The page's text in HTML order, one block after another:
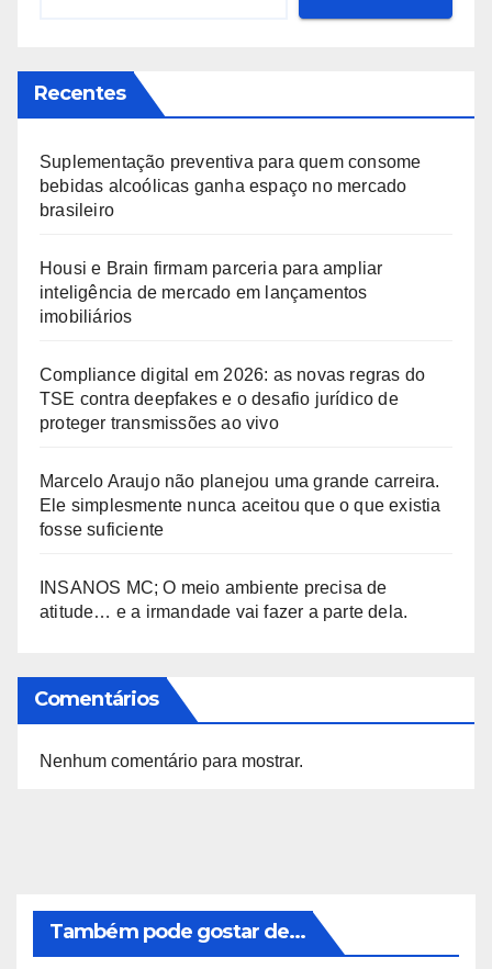
Recentes
Suplementação preventiva para quem consome
bebidas alcoólicas ganha espaço no mercado
brasileiro
Housi e Brain firmam parceria para ampliar
inteligência de mercado em lançamentos
imobiliários
Compliance digital em 2026: as novas regras do
TSE contra deepfakes e o desafio jurídico de
proteger transmissões ao vivo
Marcelo Araujo não planejou uma grande carreira.
Ele simplesmente nunca aceitou que o que existia
fosse suficiente
INSANOS MC; O meio ambiente precisa de
atitude… e a irmandade vai fazer a parte dela.
Comentários
Nenhum comentário para mostrar.
Também pode gostar de...